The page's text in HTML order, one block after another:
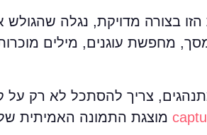
בצורה מדויקת, נגלה שהגולש
מחפשת עוגנים, מילים
צריך להסתכל לא רק
מוצגת התמונה האמיתית